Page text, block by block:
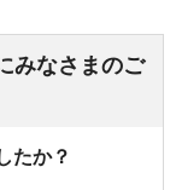
みなさまのご
たか？